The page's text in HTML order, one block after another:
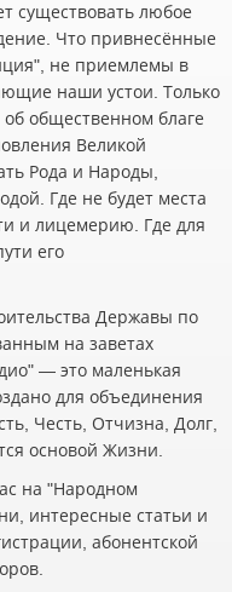
существовать любое
Что привнесённые
не приемлемы в
наши устои. Только
общественном благе
Великой
Рода и Народы,
Где не будет места
и лицемерию. Где для
его
Державы по
на заветах
— это маленькая
для объединения
Честь, Отчизна, Долг,
основой Жизни.
на "Народном
интересные статьи и
абонентской